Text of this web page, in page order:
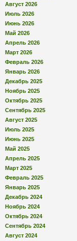
Август 2026
Июль 2026
Июнь 2026
Май 2026
Апрель 2026
Март 2026
Февраль 2026
Январь 2026
Декабрь 2025
Ноябрь 2025
Октябрь 2025
Сентябрь 2025
Август 2025
Июль 2025
Июнь 2025
Май 2025
Апрель 2025
Март 2025
Февраль 2025
Январь 2025
Декабрь 2024
Ноябрь 2024
Октябрь 2024
Сентябрь 2024
Август 2024